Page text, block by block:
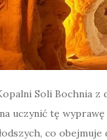
Soli Bochnia
uczynić tę
co